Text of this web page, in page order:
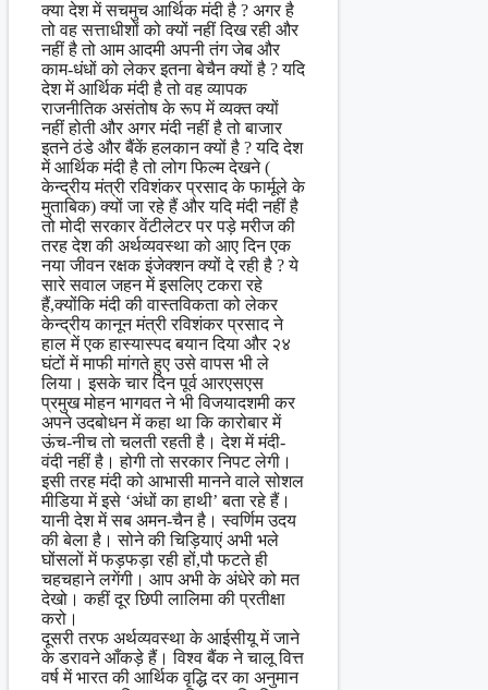
क्या देश में सचमुच आर्थिक मंदी है ? अगर है
तो वह सत्ताधीशों को क्यों नहीं दिख रही और
नहीं है तो आम आदमी अपनी तंग जेब और
काम-धंधों को लेकर इतना बेचैन क्यों है ? यदि
देश में आर्थिक मंदी है तो वह व्यापक
राजनीतिक असंतोष के रूप में व्यक्त क्यों
नहीं होती और अगर मंदी नहीं है तो बाजार
इतने ठंडे और बैंकें हलकान क्यों है ? यदि देश
में आर्थिक मंदी है तो लोग फिल्म देखने (
केन्द्रीय मंत्री रविशंकर प्रसाद के फार्मूले के
मुताबिक) क्यों जा रहे हैं और यदि मंदी नहीं है
तो मोदी सरकार वेंटीलेटर पर पड़े मरीज की
तरह देश की अर्थव्यवस्था को आए दिन एक
नया जीवन रक्षक इंजेक्शन क्यों दे रही है ? ये
सारे सवाल जहन में इसलिए टकरा रहे
हैं,क्योंकि मंदी की वास्तविकता को लेकर
केन्द्रीय कानून मंत्री रविशंकर प्रसाद ने
हाल में एक हास्यास्पद बयान दिया और २४
घंटों में माफी मांगते हुए उसे वापस भी ले
लिया। इसके चार दिन पूर्व आरएसएस
प्रमुख मोहन भागवत ने भी विजयादशमी कर
अपने उदबोधन में कहा था कि कारोबार में
ऊंच-नीच तो चलती रहती है। देश में मंदी-
वंदी नहीं है। होगी तो सरकार निपट लेगी।
इसी तरह मंदी को आभासी मानने वाले सोशल
मीडिया में इसे ‘अंधों का हाथी’ बता रहे हैं।
यानी देश में सब अमन-चैन है। स्वर्णिम उदय
की बेला है। सोने की चिड़ियाएं अभी भले
घोंसलों में फड़फड़ा रही हों,पौ फटते ही
चहचहाने लगेंगी। आप अभी के अंधेरे को मत
देखो। कहीं दूर छिपी लालिमा की प्रतीक्षा
करो।
दूसरी तरफ अर्थव्यवस्था के आईसीयू में जाने
के डरावने आँकड़े हैं। विश्व बैंक ने चालू वित्त
वर्ष में भारत की आर्थिक वृद्धि दर का अनुमान